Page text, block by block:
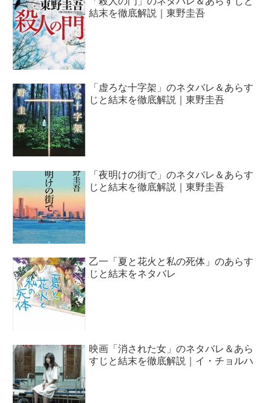
結末を徹底解説｜東野圭吾
「虚ろな十字架」のネタバレ＆あらす
じと結末を徹底解説｜東野圭吾
「夜明けの街で」のネタバレ＆あらす
じと結末を徹底解説｜東野圭吾
乙一「夏と花火と私の死体」のあらす
じと結末をネタバレ
映画「消された女」のネタバレ＆あら
すじと結末を徹底解説｜イ・チョルハ